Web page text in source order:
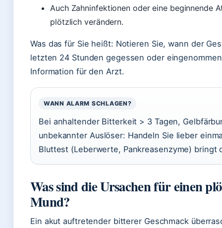
Auch Zahninfektionen oder eine beginnende
plötzlich verändern.
Was das für Sie heißt: Notieren Sie, wann der
letzten 24 Stunden gegessen oder
Information für den Arzt.
WANN ALARM SCHLAGEN?
Bei anhaltender Bitterkeit > 3 Tagen,
unbekannter Auslöser: Handeln Sie lieber
Bluttest (Leberwerte, Pankreasenzyme) bringt
Was sind die Ursachen für einen
Mund?
Ein akut auftretender bitterer Geschmack